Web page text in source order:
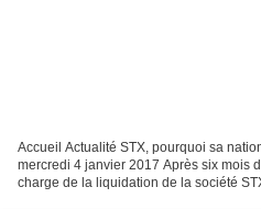
Accueil Actualité STX, pourquoi sa
mercredi 4 janvier 2017 Après six mois
charge de la liquidation de la société